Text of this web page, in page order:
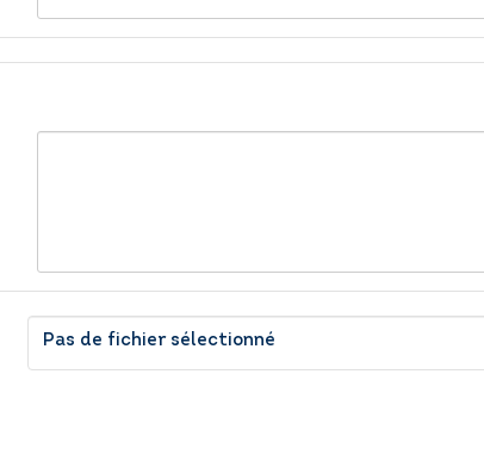
Pas de fichier sélectionné